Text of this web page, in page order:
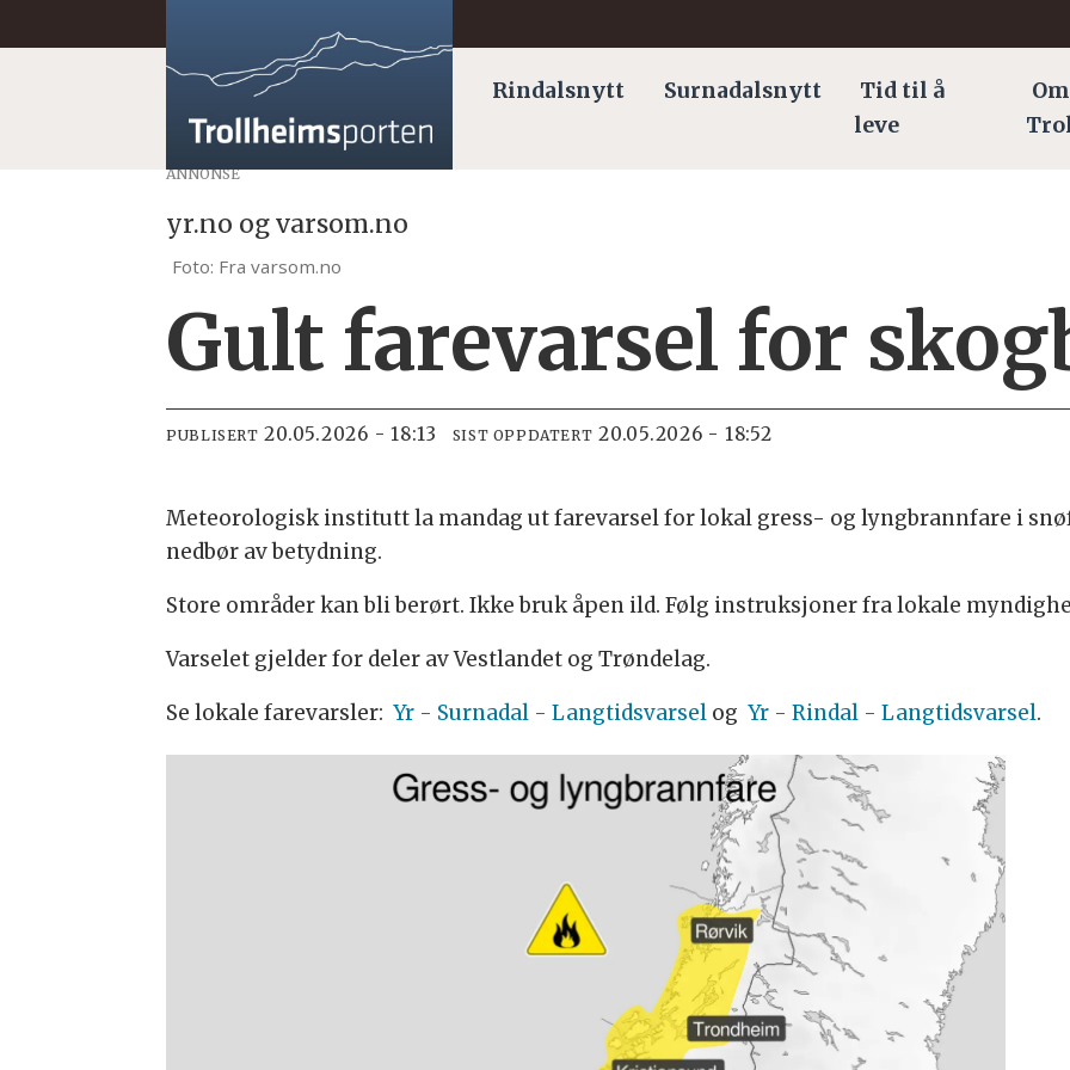
Rindalsnytt Surnadalsnytt
Tid til å
leve
Om
ANNONSE
yr.no og varsom.no
Foto: Fra varsom.no
Gult farevarsel for
PUBLISERT 20.05.2026 - 18:13 SIST OPPDATERT 20.05.2026 - 18:52
Meteorologisk institutt la mandag ut farevarsel for lokal gress- og lyngbrannfare i
nedbør av betydning.
Store områder kan bli berørt. Ikke bruk åpen ild. Følg instruksjoner fra lokale
Varselet gjelder for deler av Vestlandet og Trøndelag.
Se lokale farevarsler:Yr - Surnadal - Langtidsvarsel ogYr - Rindal - Langtidsvarsel.